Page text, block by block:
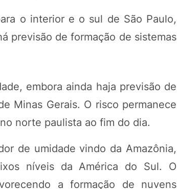
o interior e o sul de São Paulo,
previsão de formação de sistemas
embora ainda haja previsão de
Minas Gerais. O risco permanece
norte paulista ao fim do dia.
de umidade vindo da Amazônia,
níveis da América do Sul. O
a formação de nuvens